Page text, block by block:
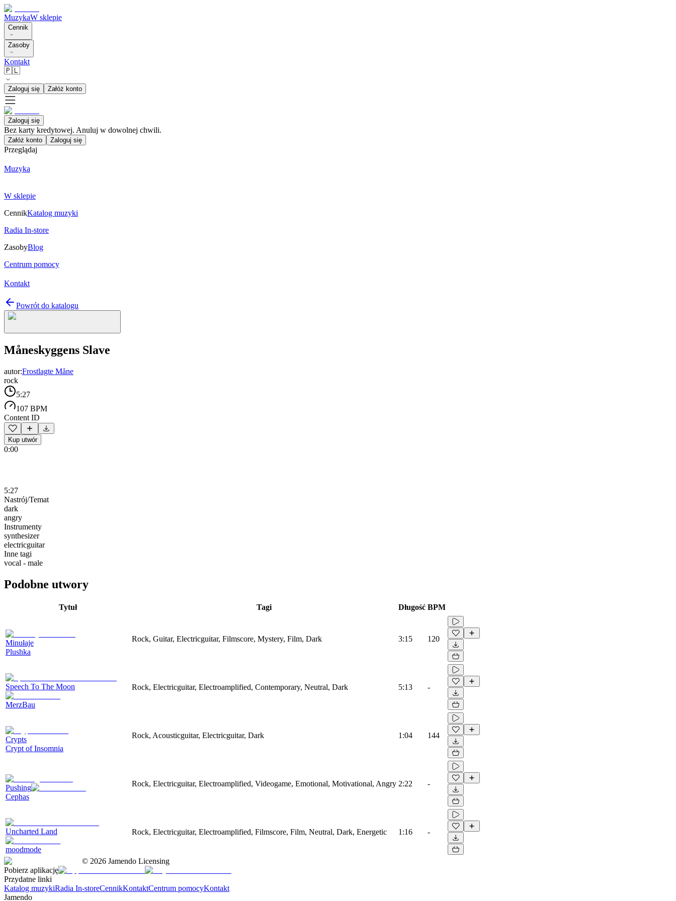
MuzykaW sklepie
Cennik
Zasoby
Kontakt
🇵🇱
Zaloguj się Załóż konto
Zaloguj się
Bez karty kredytowej. Anuluj w dowolnej chwili.
Załóż konto Zaloguj się
Przeglądaj
Muzyka
W sklepie
CennikKatalog muzyki
Radia In-store
ZasobyBlog
Centrum pomocy
Kontakt
Powrót do katalogu
Måneskyggens Slave
autor:Frostlagte Måne
rock
5:27
107 BPM
Content ID
Kup utwór
0:00
5:27
Nastrój/Temat
dark
angry
Instrumenty
synthesizer
electricguitar
Inne tagi
vocal - male
Podobne utwory
Tytuł Tagi Długość BPM
Minułaje
Plushka
Rock, Guitar, Electricguitar, Filmscore, Mystery, Film, Dark 3:15 120
Speech To The Moon
MerzBau
Rock, Electricguitar, Electroamplified, Contemporary, Neutral, Dark 5:13 -
Crypts
Crypt of Insomnia
Rock, Acousticguitar, Electricguitar, Dark 1:04 144
Pushing
Cephas
Rock, Electricguitar, Electroamplified, Videogame, Emotional, Motivational, Angry 2:22 -
Uncharted Land
moodmode
Rock, Electricguitar, Electroamplified, Filmscore, Film, Neutral, Dark, Energetic 1:16 -
© 2026 Jamendo Licensing
Pobierz aplikację
Przydatne linki
Katalog muzykiRadia In-storeCennikKontaktCentrum pomocyKontakt
Jamendo